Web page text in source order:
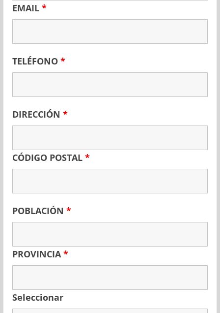
EMAIL *
TELÉFONO *
DIRECCIÓN *
CÓDIGO POSTAL *
POBLACIÓN *
PROVINCIA *
Seleccionar